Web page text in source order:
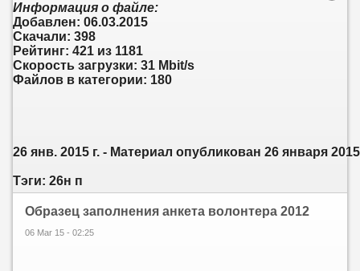
Информация о файле:
Добавлен: 06.03.2015
Скачали: 398
Рейтинг: 421 из 1181
Скорость загрузки: 31 Mbit/s
Файлов в категории: 180
26 янв. 2015 г. - Материал опубликован 26 января
Тэги: 26н п
Образец заполнения анкета волонтера 2012
06 Mar 15 - 02:25